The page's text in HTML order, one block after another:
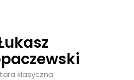
klasyczna